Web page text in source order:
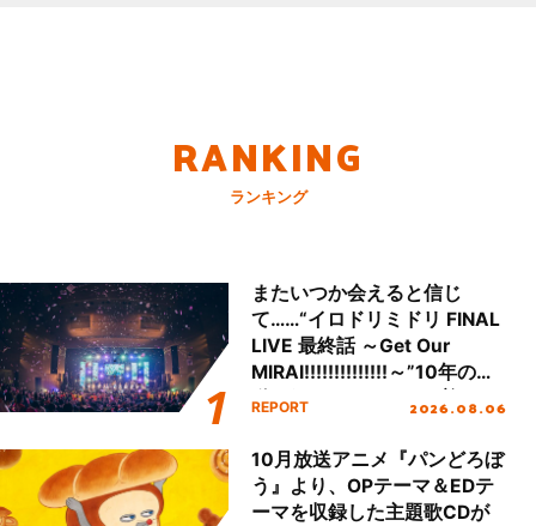
RANKING
ランキング
またいつか会えると信じ
て……“イロドリミドリ FINAL
LIVE 最終話 ～Get Our
MIRAI!!!!!!!!!!!!!!～”10年の活
動を経てファイナルを迎える
REPORT 2026.08.06
10月放送アニメ『パンどろぼ
う』より、OPテーマ＆EDテ
ーマを収録した主題歌CDが